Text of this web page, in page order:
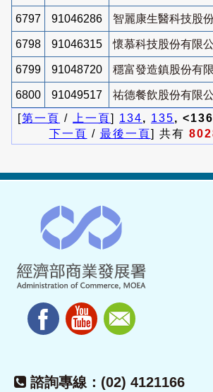
6797 91046286 智麗康生醫科技股
6798 91046315 懷慕科技股份有限
6799 91048720 穩富發造鎮股份有
6800 91049517
祐德餐飲股份有限
[第一頁 / 上一頁] 134, 135,
下一頁 / 最後一頁] 共有
諮詢專線：(02) 4121166